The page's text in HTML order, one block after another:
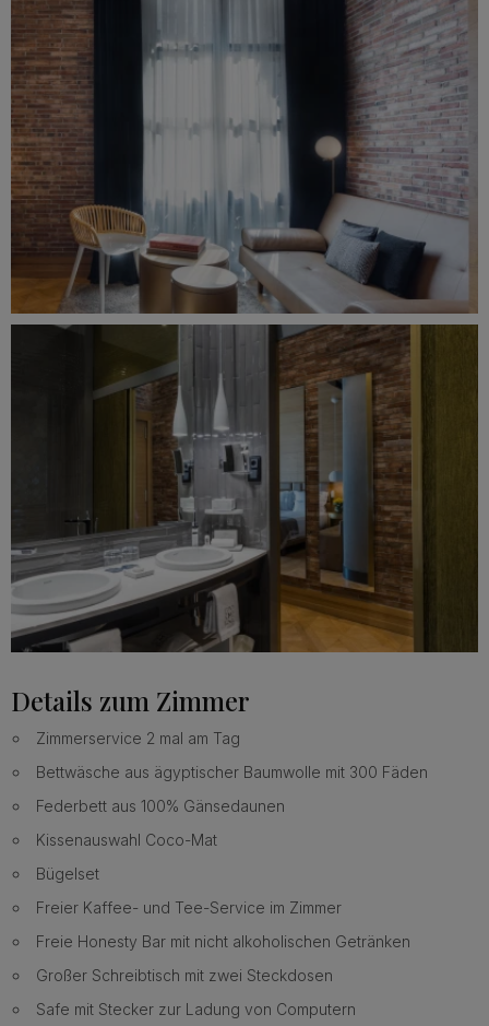
Details zum Zimmer
Zimmerservice 2 mal am Tag
Bettwäsche aus ägyptischer Baumwolle mit 300 Fäden
Federbett aus 100% Gänsedaunen
Kissenauswahl Coco-Mat
Bügelset
Freier Kaffee- und Tee-Service im Zimmer
Freie Honesty Bar mit nicht alkoholischen Getränken
Großer Schreibtisch mit zwei Steckdosen
Safe mit Stecker zur Ladung von Computern